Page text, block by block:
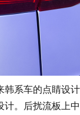
车的点睛设计
计。后扰流板上